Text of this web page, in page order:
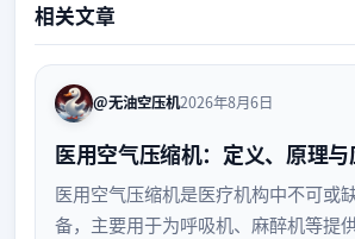
相关文章
@无油空压机2026年8月6日
医用空气压缩机：定义、原理
医用空气压缩机是医疗机构中不可或
备，主要用于为呼吸机、麻醉机等提